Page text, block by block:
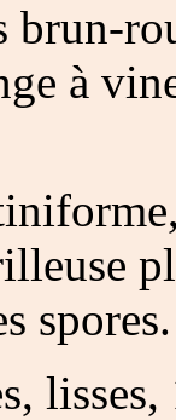
brun-
à
spores.